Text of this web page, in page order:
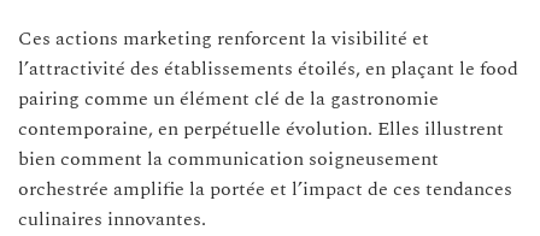
Ces actions marketing renforcent la visibilité et
l’attractivité des établissements étoilés, en plaçant le food
pairing comme un élément clé de la gastronomie
contemporaine, en perpétuelle évolution. Elles illustrent
bien comment la communication soigneusement
orchestrée amplifie la portée et l’impact de ces tendances
culinaires innovantes.